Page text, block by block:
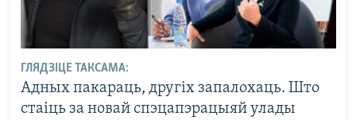
ГЛЯДЗІЦЕ ТАКСАМА:
Адных пакараць, другіх запалохаць. Што
стаіць за новай спэцапэрацыяй улады